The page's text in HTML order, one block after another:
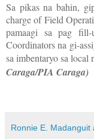
Sa pikas na bahin,
charge of Field
pamaagi sa pag
Coordinators na gi-
sa imbentaryo sa local
Caraga/PIA Caraga)
Ronnie E. Madanguit